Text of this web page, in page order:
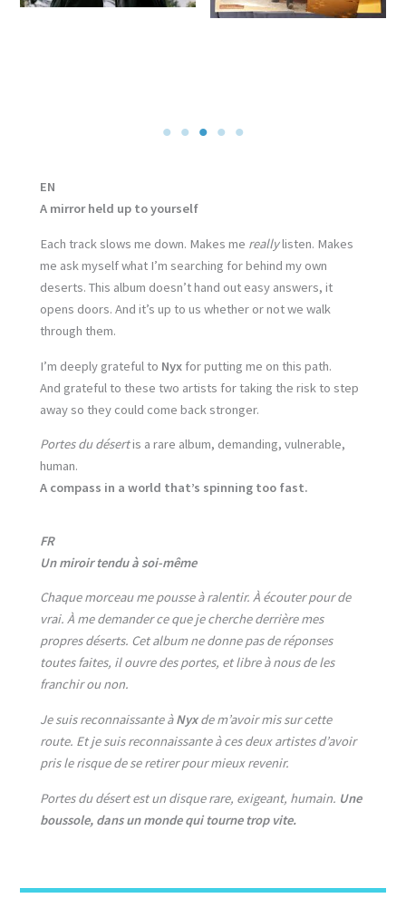
EN
A mirror held up to yourself
Each track slows me down. Makes me reallylisten. Makes
me ask myself what I’m searching for behind my own
deserts. This album doesn’t hand out easy answers, it
opens doors. And it’s up to us whether or not we walk
through them.
I’m deeply grateful to Nyx for putting me on this path.
And grateful to these two artists for taking the risk to step
away so they could come back stronger.
Portes du désertis a rare album, demanding, vulnerable,
human.
A compass in a world that’s spinning too fast.
FR
Un miroir tendu à soi-même
Chaque morceau me pousse à ralentir. À écouter pour de
vrai. À me demander ce que je cherche derrière mes
propres déserts. Cet album ne donne pas de réponses
toutes faites, il ouvre des portes, et libre à nous de les
franchir ou non.
Je suis reconnaissante àNyxde m’avoir mis sur cette
route. Et je suis reconnaissante à ces deux artistes d’avoir
pris le risque de se retirer pour mieux revenir.
Portes du désert est un disque rare, exigeant, humain. Une
boussole, dans un monde qui tourne trop vite.